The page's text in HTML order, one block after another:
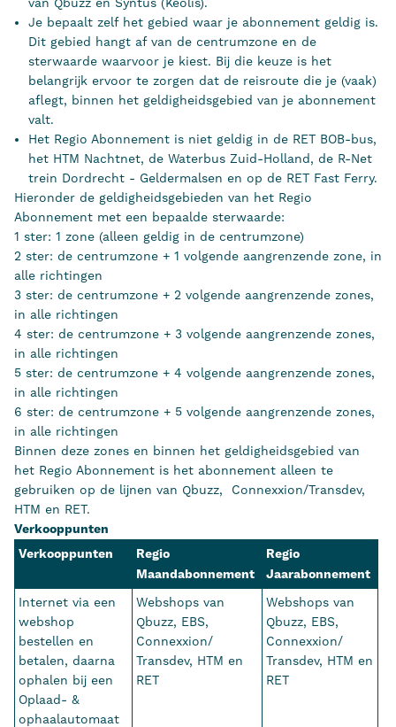
Je bepaalt zelf het gebied waar je abonnement geldig is.
Dit gebied hangt af van de centrumzone en de
sterwaarde waarvoor je kiest. Bij die keuze is het
belangrijk ervoor te zorgen dat de reisroute die je (vaak)
aflegt, binnen het geldigheidsgebied van je abonnement
valt.
Het Regio Abonnement is niet geldig in de RET BOB-bus,
het HTM Nachtnet, de Waterbus Zuid-Holland, de R-Net
trein Dordrecht - Geldermalsen en op de RET Fast Ferry.
Hieronder de geldigheidsgebieden van het Regio
Abonnement met een bepaalde sterwaarde:
1 ster: 1 zone (alleen geldig in de centrumzone)
2 ster: de centrumzone + 1 volgende aangrenzende zone, in
alle richtingen
3 ster: de centrumzone + 2 volgende aangrenzende zones,
in alle richtingen
4 ster: de centrumzone + 3 volgende aangrenzende zones,
in alle richtingen
5 ster: de centrumzone + 4 volgende aangrenzende zones,
in alle richtingen
6 ster: de centrumzone + 5 volgende aangrenzende zones,
in alle richtingen
Binnen deze zones en binnen het geldigheidsgebied van
het Regio Abonnement is het abonnement alleen te
gebruiken op de lijnen van Qbuzz, Connexxion/Transdev,
HTM en RET.
Verkooppunten
Verkooppunten
Regio
Maandabonnement
Regio
Jaarabonnement
Internet via een
webshop
bestellen en
betalen, daarna
ophalen bij een
Oplaad- &
ophaalautomaat
Webshops van
Qbuzz, EBS,
Connexxion/
Transdev, HTM en
RET
Webshops van
Qbuzz, EBS,
Connexxion/
Transdev, HTM en
RET